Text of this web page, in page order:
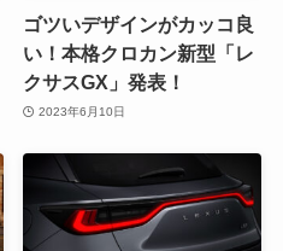
ゴツいデザインがカッコ良
い！本格クロカン新型「レ
クサスGX」発表！
2023年6月10日